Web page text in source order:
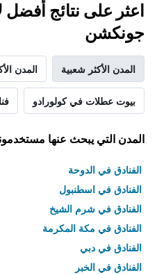
اعثر على نتائج
جونكشن
المدن الأكثر شعبية المدن
بيوت عطلات في كولورادو
المدن التي يبحث عنها
الفنادق في الدوحة
الفنادق في اسطنبول
الفنادق في شرم الشيخ
الفنادق في مكة المكرمة
الفنادق في دبي
الفنادق في الخبر